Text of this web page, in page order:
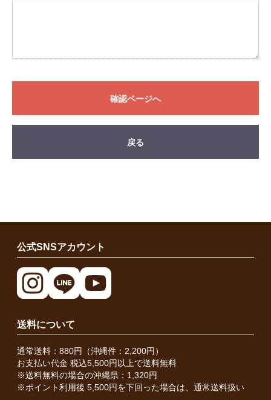
確認ページへ
戻る
公式SNSアカウント
送料について
通常送料：880円（沖縄件：2,200円）
お支払い代金 税込5,500円以上で送料無料
※送料無料の場合の沖縄県：1,320円
※ポイント利用後 5,500円を下回った場合は、通常送料扱い